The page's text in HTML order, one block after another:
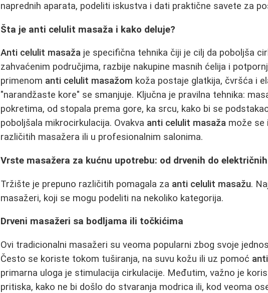
naprednih aparata, podeliti iskustva i dati praktične savete za
Šta je anti celulit masaža i kako deluje?
Anti celulit masaža je specifična tehnika čiji je cilj da poboljša
zahvaćenim područjima, razbije nakupine masnih ćelija i
primenom anti celulit masažom koža postaje glatkija, čvršća i
"narandžaste kore" se smanjuje. Ključna je pravilna tehnika:
pokretima, od stopala prema gore, ka srcu, kako bi se
poboljšala mikrocirkulacija. Ovakva anti celulit masaža može se
različitih masažera ili u profesionalnim salonima.
Vrste masažera za kućnu upotrebu: od drvenih do električnih
Tržište je prepuno različitih pomagala za anti celulit masažu.
masažeri, koji se mogu podeliti na nekoliko kategorija.
Drveni masažeri sa bodljama ili točkićima
Ovi tradicionalni masažeri su veoma popularni zbog svoje
Često se koriste tokom tuširanja, na suvu kožu ili uz pomoć
primarna uloga je stimulacija cirkulacije. Međutim, važno je
pritiska, kako ne bi došlo do stvaranja modrica ili, kod veoma